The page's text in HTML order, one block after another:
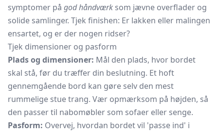
symptomer på god håndværk som jævne overflader og
solide samlinger. Tjek finishen: Er lakken eller malingen
ensartet, og er der nogen ridser?
Tjek dimensioner og pasform
Plads og dimensioner: Mål den plads, hvor bordet
skal stå, før du træffer din beslutning. Et hoft
gennemgående bord kan gøre selv den mest
rummelige stue trang. Vær opmærksom på højden, så
den passer til nabomøbler som sofaer eller senge.
Pasform: Overvej, hvordan bordet vil 'passe ind' i